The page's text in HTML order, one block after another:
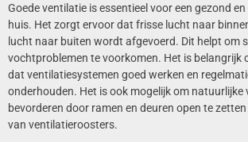
Goede ventilatie is essentieel voor een gezond
huis. Het zorgt ervoor dat frisse lucht naar
lucht naar buiten wordt afgevoerd. Dit helpt om
vochtproblemen te voorkomen. Het is belangrijk
dat ventilatiesystemen goed werken en
onderhouden. Het is ook mogelijk om natuurlijke
bevorderen door ramen en deuren open te
van ventilatieroosters.